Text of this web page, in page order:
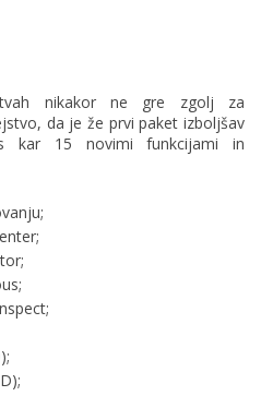
nikakor ne gre zgolj za
da je že prvi paket izboljšav
kar 15 novimi funkcijami in